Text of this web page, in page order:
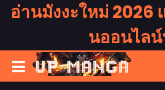
อ่านมังงะใหม่ 2026
นออนไล